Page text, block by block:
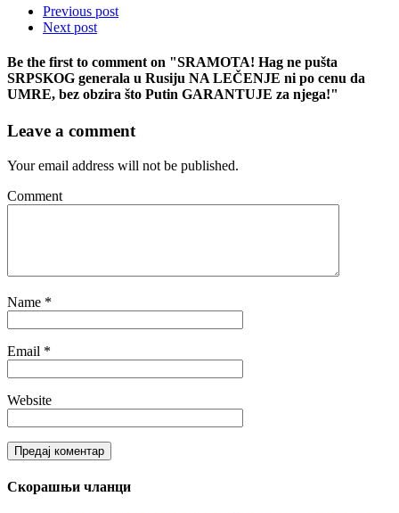
Previous post
Next post
Be the first to comment on "SRAMOTA! Hag ne pušta
SRPSKOG generala u Rusiju NA LEČENJE ni po cenu da
UMRE, bez obzira što Putin GARANTUJE za njega!"
Leave a comment
Your email address will not be published.
Comment
Name *
Email *
Website
Скорашњи чланци